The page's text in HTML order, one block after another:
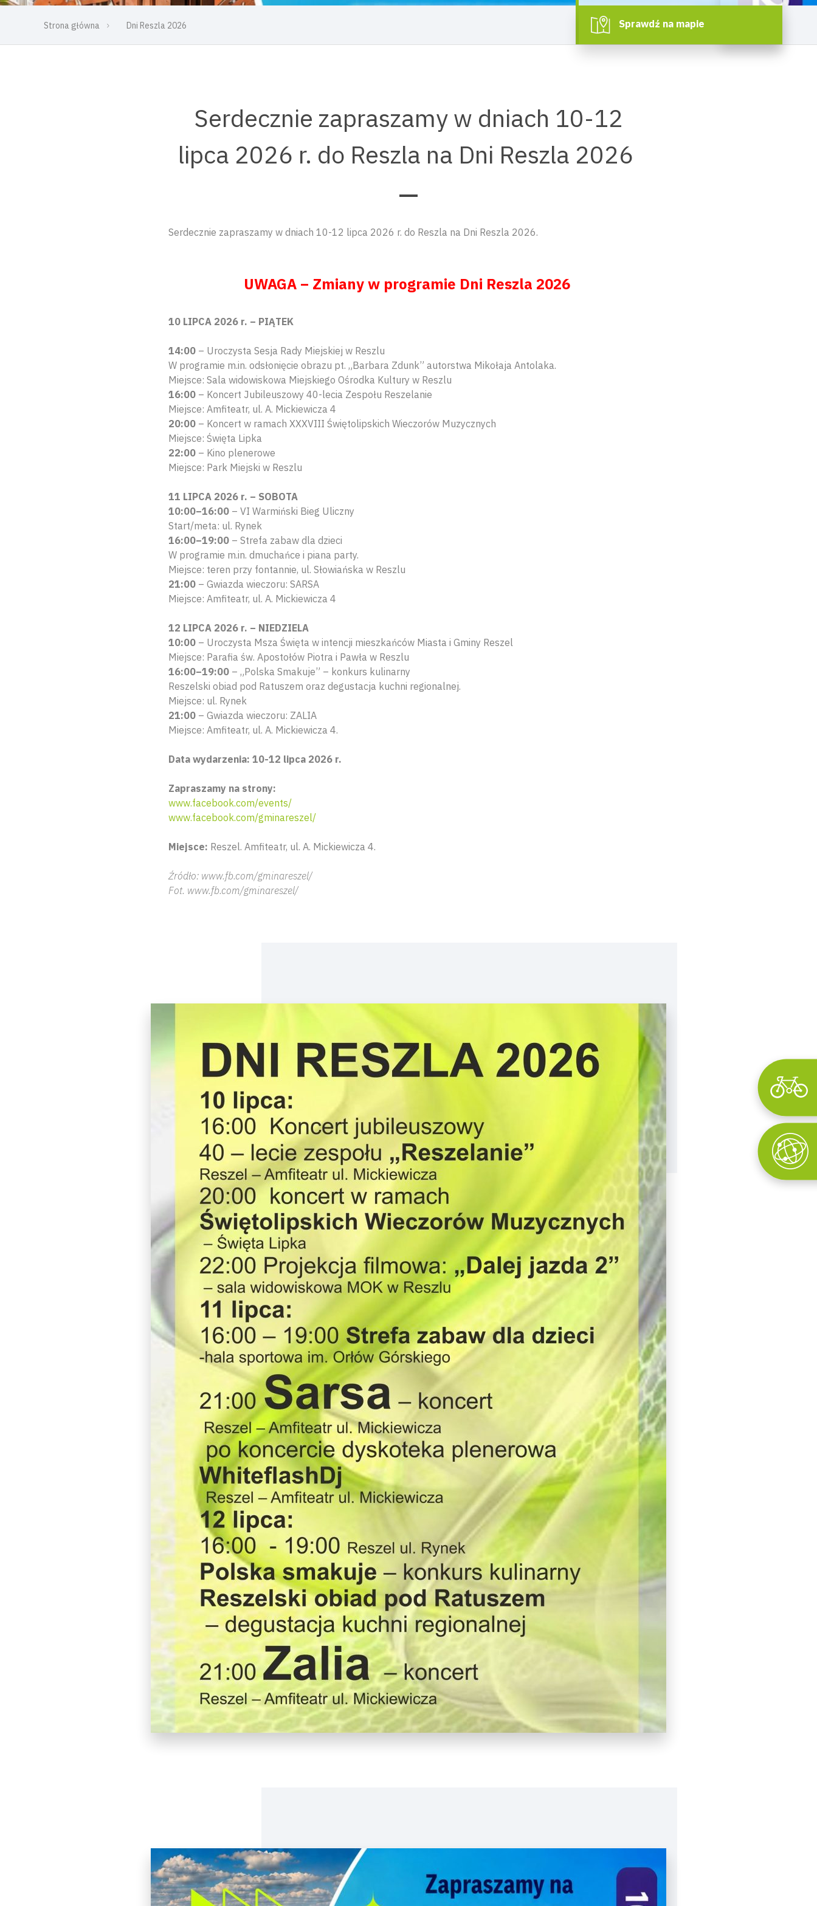
Strona główna Dni Reszla 2026 Sprawdź na mapie
Serdecznie zapraszamy w dniach 10-12
lipca 2026 r. do Reszla na Dni Reszla 2026
Serdecznie zapraszamy w dniach 10-12 lipca 2026 r. do Reszla na Dni Reszla 2026.
UWAGA – Zmiany w programie Dni Reszla 2026
10 LIPCA 2026 r. – PIĄTEK
14:00 – Uroczysta Sesja Rady Miejskiej w Reszlu
W programie m.in. odsłonięcie obrazu pt. „Barbara Zdunk” autorstwa Mikołaja Antolaka.
Miejsce: Sala widowiskowa Miejskiego Ośrodka Kultury w Reszlu
16:00 – Koncert Jubileuszowy 40-lecia Zespołu Reszelanie
Miejsce: Amfiteatr, ul. A. Mickiewicza 4
20:00 – Koncert w ramach XXXVIII Świętolipskich Wieczorów Muzycznych
Miejsce: Święta Lipka
22:00 – Kino plenerowe
Miejsce: Park Miejski w Reszlu
11 LIPCA 2026 r. – SOBOTA
10:00–16:00 – VI Warmiński Bieg Uliczny
Start/meta: ul. Rynek
16:00–19:00 – Strefa zabaw dla dzieci
W programie m.in. dmuchańce i piana party.
Miejsce: teren przy fontannie, ul. Słowiańska w Reszlu
21:00 – Gwiazda wieczoru: SARSA
Miejsce: Amfiteatr, ul. A. Mickiewicza 4
12 LIPCA 2026 r. – NIEDZIELA
10:00 – Uroczysta Msza Święta w intencji mieszkańców Miasta i Gminy Reszel
Miejsce: Parafia św. Apostołów Piotra i Pawła w Reszlu
16:00–19:00 – „Polska Smakuje” – konkurs kulinarny
Reszelski obiad pod Ratuszem oraz degustacja kuchni regionalnej.
Miejsce: ul. Rynek
21:00 – Gwiazda wieczoru: ZALIA
Miejsce: Amfiteatr, ul. A. Mickiewicza 4.
Data wydarzenia: 10-12 lipca 2026 r.
Zapraszamy na strony:
www.facebook.com/events/
www.facebook.com/gminareszel/
Miejsce: Reszel. Amfiteatr, ul. A. Mickiewicza 4.
Źródło: www.fb.com/gminareszel/
Fot. www.fb.com/gminareszel/
Wyszukaj